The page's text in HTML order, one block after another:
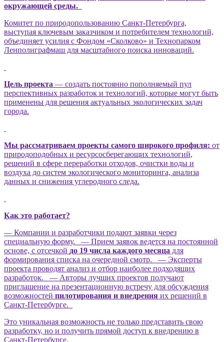
окружающей среды.
Комитет по природопользованию Санкт-Петербурга,
выступая ключевым заказчиком и потребителем технологий,
объединяет усилия с Фондом «Сколково» и Технопарком
Ленполиграфмаш для масштабного поиска инноваций.
Цель проекта — создать постоянно пополняемый пул
перспективных разработок и технологий, которые могут быть
применены для решения актуальных экологических задач
города.
Мы рассматриваем проекты самого широкого профиля: от
природоподобных и ресурсосберегающих технологий,
решений в сфере переработки отходов, очистки воды и
воздуха до систем экологического мониторинга, анализа
данных и снижения углеродного следа.
Как это работает?
— Компании и разработчики подают заявки через
специальную форму. — Прием заявок ведется на постоянной
основе, с отсечкой до 19 числа каждого месяца для
формирования списка на очередной смотр. — Эксперты
проекта проводят анализ и отбор наиболее подходящих
разработок. — Авторы лучших проектов получают
приглашение на презентационную встречу для обсуждения
возможностей пилотирования и внедрения их решений в
Санкт-Петербурге.
Это уникальная возможность не только представить свою
разработку, но и получить прямой доступ к внедрению в
Санкт-Петербурге.